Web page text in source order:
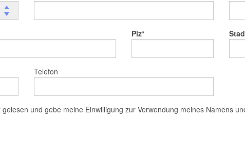
Plz
Telefon
gelesen und gebe meine Einwilligung zur Verwendung meines Namens